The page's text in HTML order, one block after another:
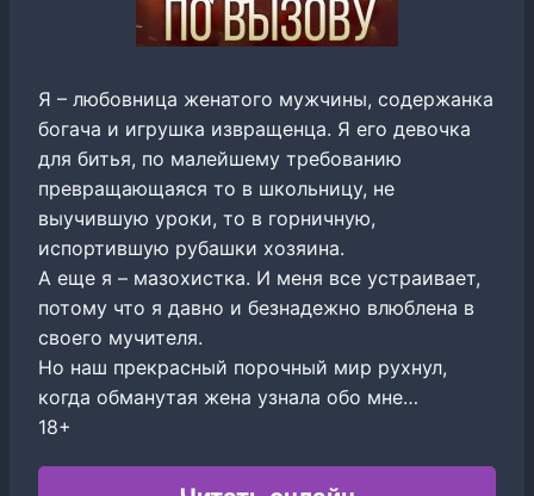
Я – любовница женатого мужчины, содержанка
богача и игрушка извращенца. Я его девочка
для битья, по малейшему требованию
превращающаяся то в школьницу, не
выучившую уроки, то в горничную,
испортившую рубашки хозяина.
А еще я – мазохистка. И меня все устраивает,
потому что я давно и безнадежно влюблена в
своего мучителя.
Но наш прекрасный порочный мир рухнул,
когда обманутая жена узнала обо мне…
18+